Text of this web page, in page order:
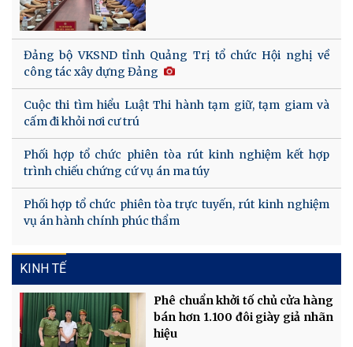
Đảng bộ VKSND tỉnh Quảng Trị tổ chức Hội nghị về
công tác xây dựng Đảng
Cuộc thi tìm hiểu Luật Thi hành tạm giữ, tạm giam và
cấm đi khỏi nơi cư trú
Phối hợp tổ chức phiên tòa rút kinh nghiệm kết hợp
trình chiếu chứng cứ vụ án ma túy
Phối hợp tổ chức phiên tòa trực tuyến, rút kinh nghiệm
vụ án hành chính phúc thẩm
KINH TẾ
Phê chuẩn khởi tố chủ cửa hàng
bán hơn 1.100 đôi giày giả nhãn
hiệu